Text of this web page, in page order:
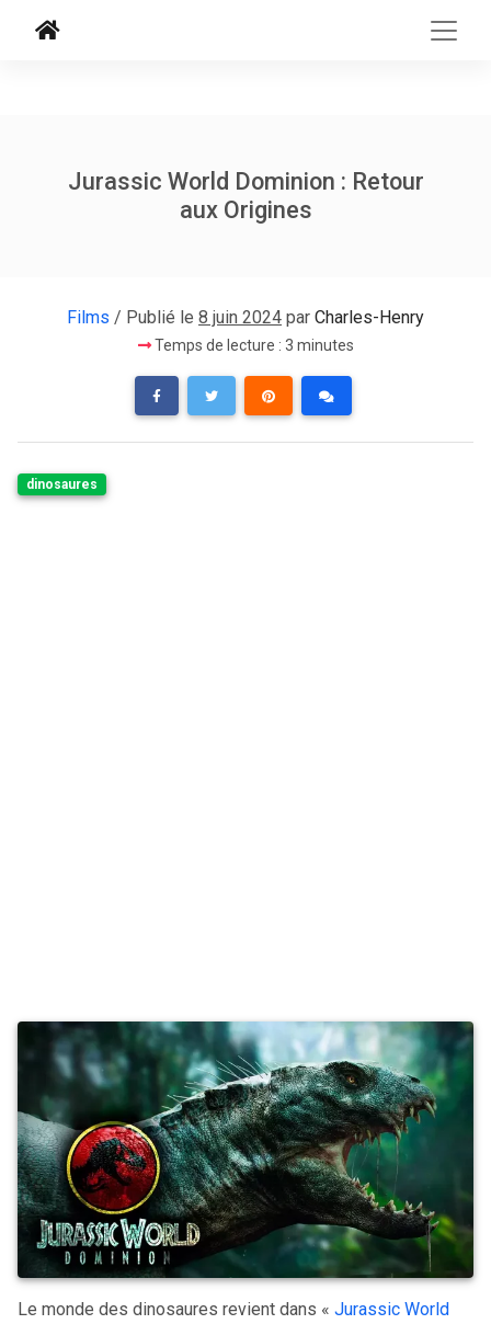
Jurassic World Dominion : Retour
aux Origines
Films / Publié le 8 juin 2024 par Charles-Henry
Temps de lecture : 3 minutes
dinosaures
Le monde des dinosaures revient dans « Jurassic World